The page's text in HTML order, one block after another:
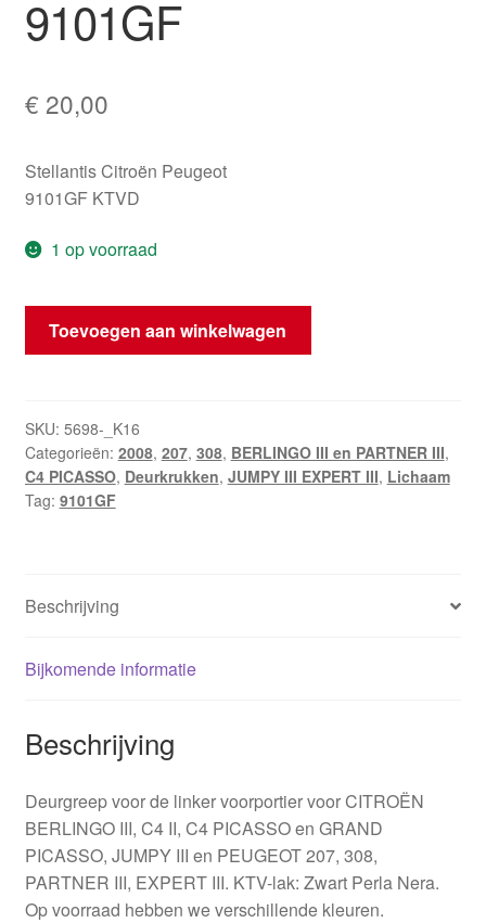
9101GF
€ 20,00
Stellantis Citroën Peugeot
9101GF KTVD
1 op voorraad
Deurhendel
Citroën
KTVD
9101GF
aantal
Toevoegen aan winkelwagen
SKU: 5698-_K16
Categorieën: 2008, 207, 308, BERLINGO III en PARTNER III,
C4 PICASSO, Deurkrukken, JUMPY III EXPERT III, Lichaam
Tag: 9101GF
Beschrijving
Bijkomende informatie
Beschrijving
Deurgreep voor de linker voorportier voor CITROËN
BERLINGO III, C4 II, C4 PICASSO en GRAND
PICASSO, JUMPY III en PEUGEOT 207, 308,
PARTNER III, EXPERT III. KTV-lak: Zwart Perla Nera.
Op voorraad hebben we verschillende kleuren.